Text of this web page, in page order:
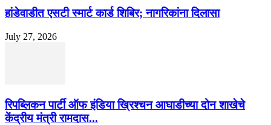
हांडेवाडीत एसटी स्मार्ट कार्ड शिबिर; नागरिकांना दिलासा
July 27, 2026
रिपब्लिकन पार्टी ऑफ इंडिया ख्रिश्चन आघाडीच्या दोन शाखेचे
केंद्रीय मंत्री रामदास...